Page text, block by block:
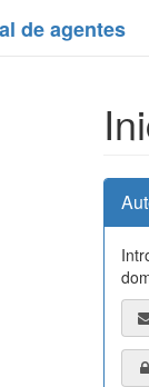
de agentes